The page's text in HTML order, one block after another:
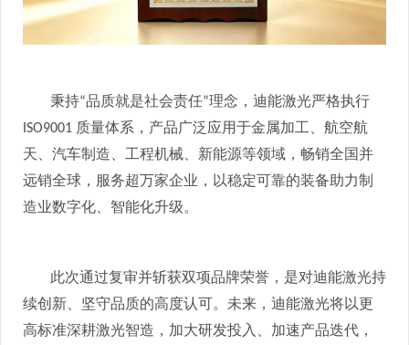
秉持“品质就是社会责任”理念，迪能激光严格执行
ISO9001 质量体系，产品广泛应用于金属加工、航空航
天、汽车制造、工程机械、新能源等领域，畅销全国并
远销全球，服务超万家企业，以稳定可靠的装备助力制
造业数字化、智能化升级。
此次通过复审并斩获双项品牌荣誉，是对迪能激光持
续创新、坚守品质的高度认可。未来，迪能激光将以更
高标准深耕激光智造，加大研发投入、加速产品迭代，